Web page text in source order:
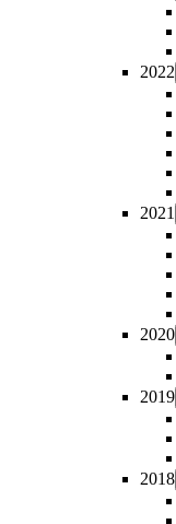
2022
2021
2020
2019
2018